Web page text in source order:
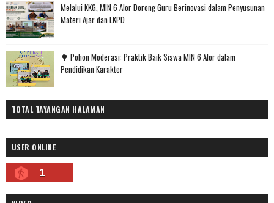
Melalui KKG, MIN 6 Alor Dorong Guru Berinovasi dalam Penyusunan
Materi Ajar dan LKPD
🌳 Pohon Moderasi: Praktik Baik Siswa MIN 6 Alor dalam
Pendidikan Karakter
TOTAL TAYANGAN HALAMAN
USER ONLINE
1